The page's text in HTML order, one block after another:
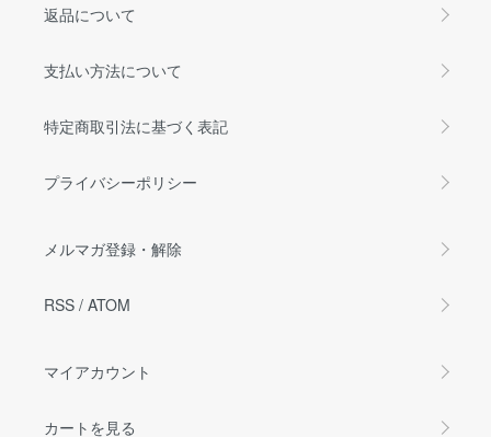
返品について
支払い方法について
特定商取引法に基づく表記
プライバシーポリシー
メルマガ登録・解除
RSS / ATOM
マイアカウント
カートを見る